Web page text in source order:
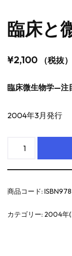
臨床と
¥2,100 （税抜）
臨床微生物学—注
2004年3月発行
商品コード:
カテゴリー: 2004年